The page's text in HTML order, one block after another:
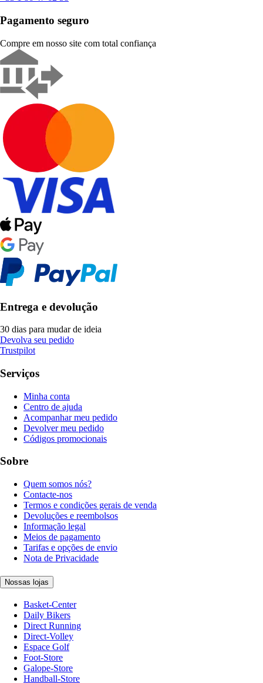
Pagamento seguro
Compre em nosso site com total confiança
Entrega e devolução
30 dias para mudar de ideia
Devolva seu pedido
Trustpilot
Serviços
Minha conta
Centro de ajuda
Acompanhar meu pedido
Devolver meu pedido
Códigos promocionais
Sobre
Quem somos nós?
Contacte-nos
Termos e condições gerais de venda
Devoluções e reembolsos
Informação legal
Meios de pagamento
Tarifas e opções de envio
Nota de Privacidade
Nossas lojas
Basket-Center
Daily Bikers
Direct Running
Direct-Volley
Espace Golf
Foot-Store
Galope-Store
Handball-Store